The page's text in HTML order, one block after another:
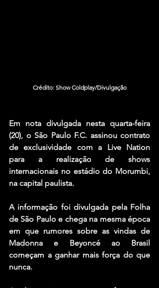
Crédito: Show Coldplay/Divulgação
Em nota divulgada nesta quarta-feira
(20), o São Paulo F.C. assinou contrato
de exclusividade com a Live Nation
para a realização de shows
internacionais no estádio do Morumbi,
na capital paulista.
A informação foi divulgada pela Folha
de São Paulo e chega na mesma época
Madonna e Beyoncé ao Brasil
começam a ganhar mais força do que
nunca.